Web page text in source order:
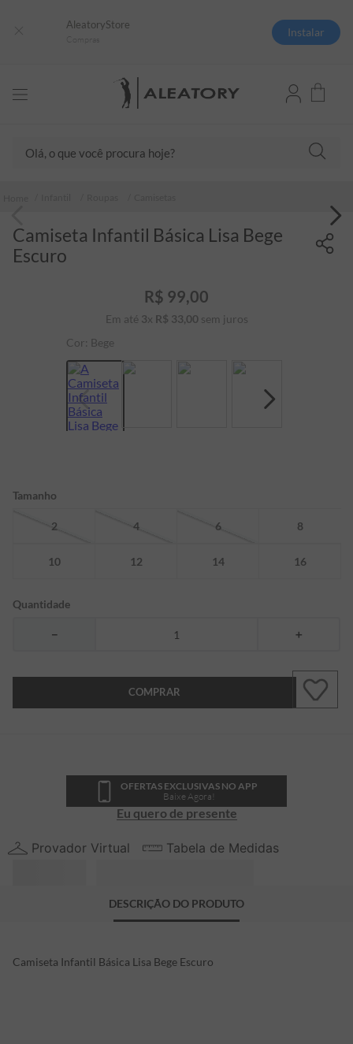
AleatoryStore
Instalar
Camiseta Infantil Básica Lisa Bege
Escuro
R$ 99,00
Em até 3x R$ 33,00 sem juros
Cor: Bege
Tamanho
2 4 6 8
10 12 14 16
Quantidade
＋
－
COMPRAR
OFERTAS EXCLUSIVAS NO APP
Baixe Agora!
Eu quero de presente
Provador Virtual Tabela de Medidas
DESCRIÇÃO DO PRODUTO
Camiseta Infantil Básica Lisa Bege Escuro
2º
camiseta listrada
4
jaqueta
5º
camiseta
7º
bermuda